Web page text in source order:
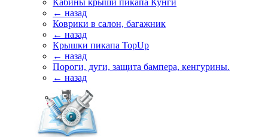
Кабины крыши пикапа Кунги
← назад
Коврики в салон, багажник
← назад
Крышки пикапа TopUp
← назад
Пороги, дуги, защита бампера, кенгурины.
← назад